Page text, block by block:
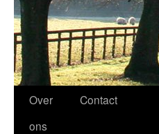
Spring
naar
Over
ons
Contact